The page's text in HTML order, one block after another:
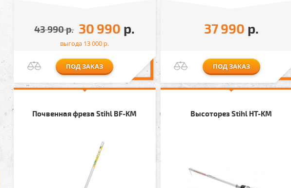
43 990р. 30 990 р.
выгода 13 000 р.
ПОД ЗАКАЗ
37 990 р.
ПОД ЗАКАЗ
Почвенная фреза Stihl BF-KM Высоторез Stihl HТ-KM